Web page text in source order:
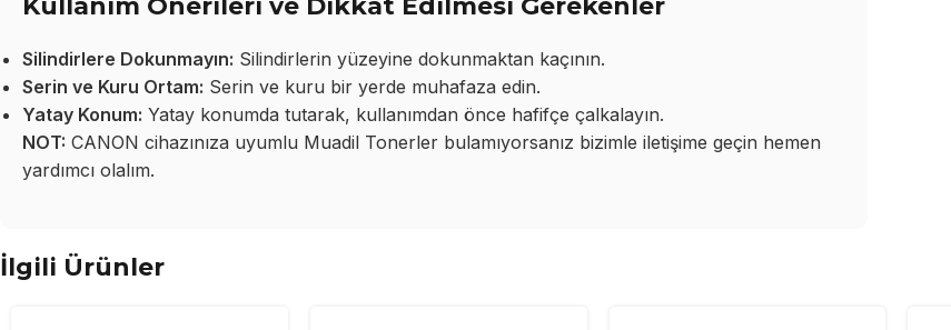
Kullanım Önerileri ve Dikkat Edilmesi Gerekenler
Silindirlere Dokunmayın: Silindirlerin yüzeyine dokunmaktan kaçının.
Serin ve Kuru Ortam: Serin ve kuru bir yerde muhafaza edin.
Yatay Konum: Yatay konumda tutarak, kullanımdan önce hafifçe çalkalayın.
NOT: CANON cihazınıza uyumlu Muadil Tonerler bulamıyorsanız bizimle iletişime geçin hemen
yardımcı olalım.
İlgili Ürünler